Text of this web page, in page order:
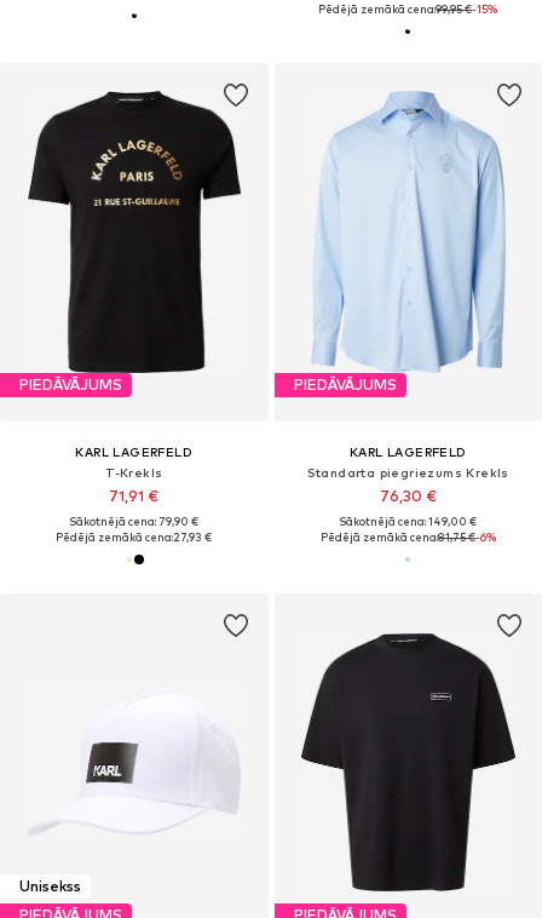
Pēdējā zemākā cena:99,95 €-15%
PIEDĀVĀJUMS
KARL LAGERFELD
T-Krekls
71,91 €
Sākotnējā cena: 79,90 €
Pēdējā zemākā cena:27,93 €
PIEDĀVĀJUMS
KARL LAGERFELD
Standarta piegriezums Krekls
76,30 €
Sākotnējā cena: 149,00 €
Pēdējā zemākā cena:81,75 €-6%
Unisekss